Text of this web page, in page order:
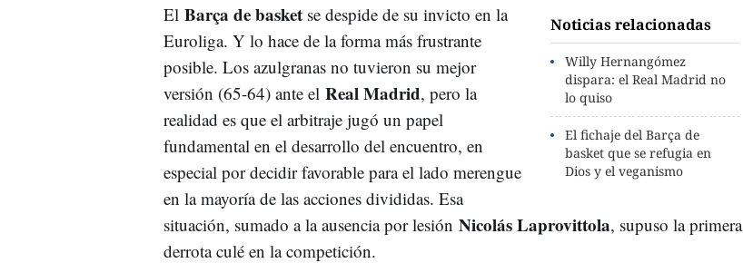
Noticias relacionadas
Willy Hernangómez
dispara: el Real Madrid no
lo quiso
El fichaje del Barça de
basket que se refugia en
Dios y el veganismo
El Barça de basket se despide de su invicto en la
Euroliga. Y lo hace de la forma más frustrante
posible. Los azulgranas no tuvieron su mejor
versión (65-64) ante el Real Madrid, pero la
realidad es que el arbitraje jugó un papel
fundamental en el desarrollo del encuentro, en
especial por decidir favorable para el lado merengue
en la mayoría de las acciones divididas. Esa
situación, sumado a la ausencia por lesión Nicolás Laprovittola, supuso la primera
derrota culé en la competición.